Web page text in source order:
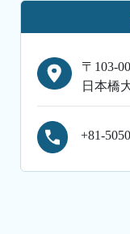
〒103-
日本橋
+81-